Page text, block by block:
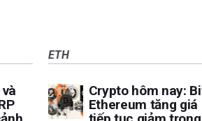
ETH
Crypto hôm nay:
Ethereum tăng giá